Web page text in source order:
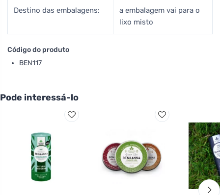
Destino das embalagens:
a embalagem vai para o
lixo misto
Código do produto
BEN117
Pode interessá-lo